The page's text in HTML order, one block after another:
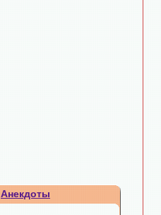
Анекдоты